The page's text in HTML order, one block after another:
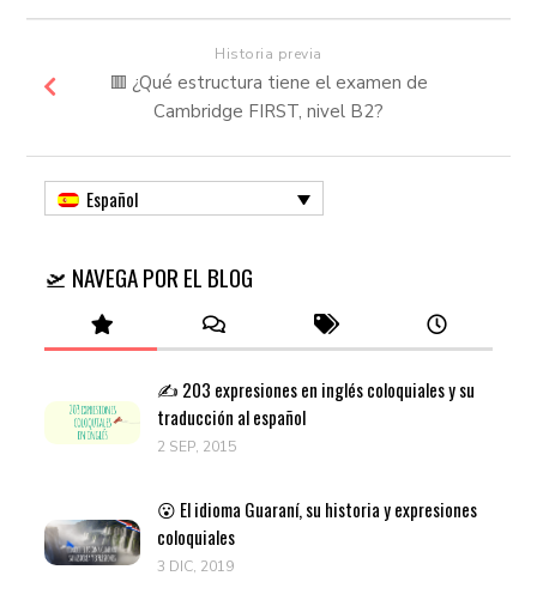
Historia previa
🟥 ¿Qué estructura tiene el examen de
Cambridge FIRST, nivel B2?
Español
🛫 NAVEGA POR EL BLOG
✍️ 203 expresiones en inglés coloquiales y su
traducción al español
2 SEP, 2015
😮 El idioma Guaraní, su historia y expresiones
coloquiales
3 DIC, 2019